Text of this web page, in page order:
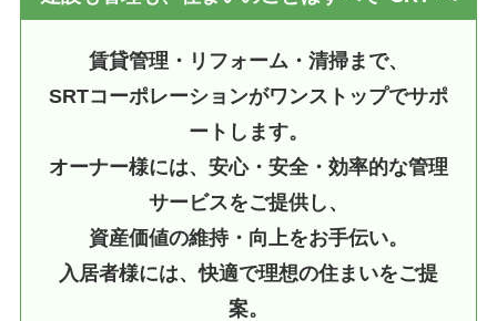
賃貸管理・リフォーム・清掃まで、
SRTコーポレーションがワンストップでサポ
ートします。
オーナー様には、安心・安全・効率的な管理
サービスをご提供し、
資産価値の維持・向上をお手伝い。
入居者様には、快適で理想の住まいをご提
案。